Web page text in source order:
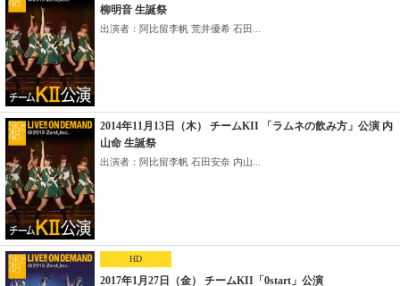
柳明音 生誕祭
出演者：阿比留李帆 荒井優希 石田...
2014年11月13日（木） チームKII 「ラムネの飲み方」公演 内
山命 生誕祭
出演者：阿比留李帆 石田安奈 内山...
HD
2017年1月27日（金） チームKII「0start」公演